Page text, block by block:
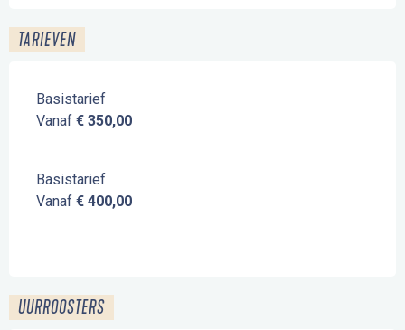
TARIEVEN
Basistarief
Vanaf € 350,00
Basistarief
Vanaf € 400,00
UURROOSTERS